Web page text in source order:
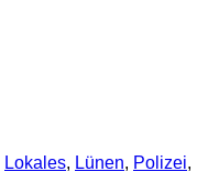
Lokales, Lünen, Polizei,